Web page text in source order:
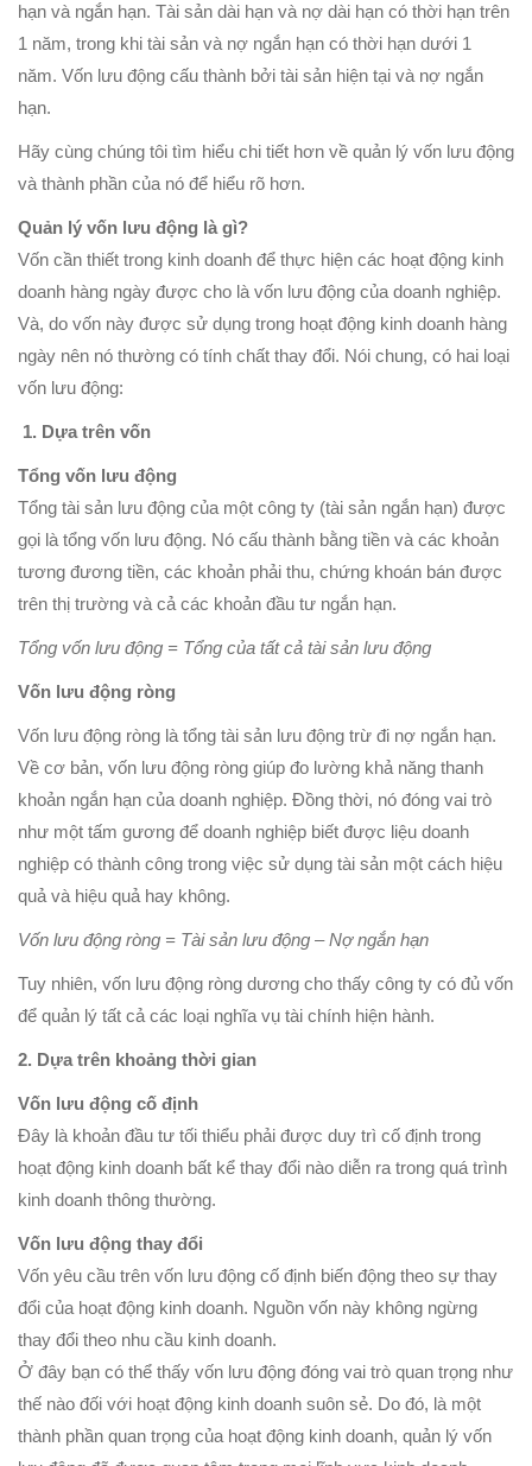
hạn và ngắn hạn. Tài sản dài hạn và nợ dài hạn có thời hạn trên
1 năm, trong khi tài sản và nợ ngắn hạn có thời hạn dưới 1
năm. Vốn lưu động cấu thành bởi tài sản hiện tại và nợ ngắn
hạn.
Hãy cùng chúng tôi tìm hiểu chi tiết hơn về quản lý vốn lưu động
và thành phần của nó để hiểu rõ hơn.
Quản lý vốn lưu động là gì?
Vốn cần thiết trong kinh doanh để thực hiện các hoạt động kinh
doanh hàng ngày được cho là vốn lưu động của doanh nghiệp.
Và, do vốn này được sử dụng trong hoạt động kinh doanh hàng
ngày nên nó thường có tính chất thay đổi. Nói chung, có hai loại
vốn lưu động:
1. Dựa trên vốn
Tổng vốn lưu động
Tổng tài sản lưu động của một công ty (tài sản ngắn hạn) được
gọi là tổng vốn lưu động. Nó cấu thành bằng tiền và các khoản
tương đương tiền, các khoản phải thu, chứng khoán bán được
trên thị trường và cả các khoản đầu tư ngắn hạn.
Tổng vốn lưu động = Tổng của tất cả tài sản lưu động
Vốn lưu động ròng
Vốn lưu động ròng là tổng tài sản lưu động trừ đi nợ ngắn hạn.
Về cơ bản, vốn lưu động ròng giúp đo lường khả năng thanh
khoản ngắn hạn của doanh nghiệp. Đồng thời, nó đóng vai trò
như một tấm gương để doanh nghiệp biết được liệu doanh
nghiệp có thành công trong việc sử dụng tài sản một cách hiệu
quả và hiệu quả hay không.
Vốn lưu động ròng = Tài sản lưu động – Nợ ngắn hạn
Tuy nhiên, vốn lưu động ròng dương cho thấy công ty có đủ vốn
để quản lý tất cả các loại nghĩa vụ tài chính hiện hành.
2. Dựa trên khoảng thời gian
Vốn lưu động cố định
Đây là khoản đầu tư tối thiểu phải được duy trì cố định trong
hoạt động kinh doanh bất kể thay đổi nào diễn ra trong quá trình
kinh doanh thông thường.
Vốn lưu động thay đổi
Vốn yêu cầu trên vốn lưu động cố định biến động theo sự thay
đổi của hoạt động kinh doanh. Nguồn vốn này không ngừng
thay đổi theo nhu cầu kinh doanh.
Ở đây bạn có thể thấy vốn lưu động đóng vai trò quan trọng như
thế nào đối với hoạt động kinh doanh suôn sẻ. Do đó, là một
thành phần quan trọng của hoạt động kinh doanh, quản lý vốn